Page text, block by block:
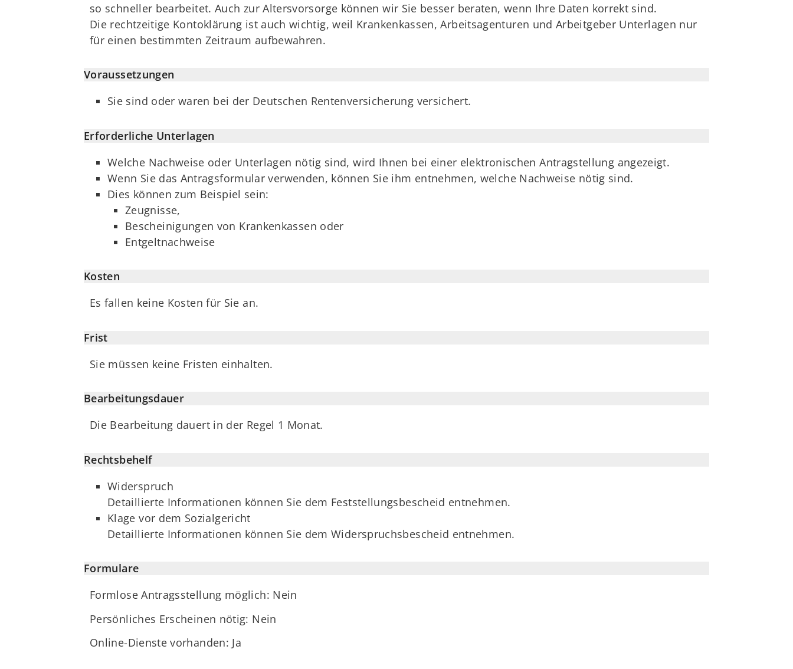
so schneller bearbeitet. Auch zur Altersvorsorge können wir Sie besser beraten, wenn Ihre Daten korrekt sind.
Die rechtzeitige Kontoklärung ist auch wichtig, weil Krankenkassen, Arbeitsagenturen und Arbeitgeber Unterlagen nur
für einen bestimmten Zeitraum aufbewahren.
Voraussetzungen
Sie sind oder waren bei der Deutschen Rentenversicherung versichert.
Erforderliche Unterlagen
Welche Nachweise oder Unterlagen nötig sind, wird Ihnen bei einer elektronischen Antragstellung angezeigt.
Wenn Sie das Antragsformular verwenden, können Sie ihm entnehmen, welche Nachweise nötig sind.
Dies können zum Beispiel sein:
Zeugnisse,
Bescheinigungen von Krankenkassen oder
Entgeltnachweise
Kosten
Es fallen keine Kosten für Sie an.
Frist
Sie müssen keine Fristen einhalten.
Bearbeitungsdauer
Die Bearbeitung dauert in der Regel 1 Monat.
Rechtsbehelf
Widerspruch
Detaillierte Informationen können Sie dem Feststellungsbescheid entnehmen.
Klage vor dem Sozialgericht
Detaillierte Informationen können Sie dem Widerspruchsbescheid entnehmen.
Formulare
Formlose Antragsstellung möglich: Nein
Persönliches Erscheinen nötig: Nein
Online-Dienste vorhanden: Ja